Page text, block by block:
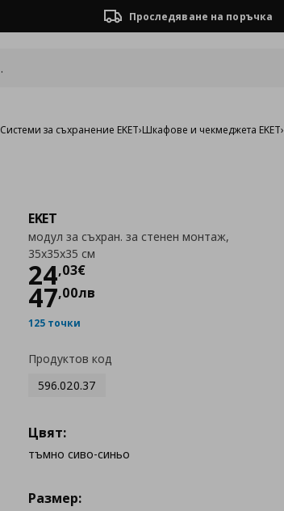
Проследяване на поръчка
Системи за съхранение EKET›Шкафове и чекмеджета EKET›
EKET
модул за съхран. за стенен монтаж,
35x35x35 см
24,03€
Цена
47,00лв
125 точки
Продуктов код
596.020.37
Цвят:
тъмно сиво-синьо
Размер: